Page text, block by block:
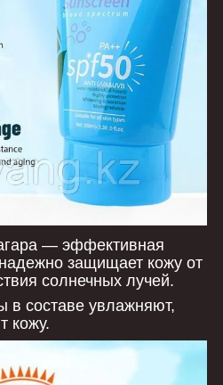
— эффективная
защищает кожу от
солнечных лучей.
в составе увлажняют,
кожу.